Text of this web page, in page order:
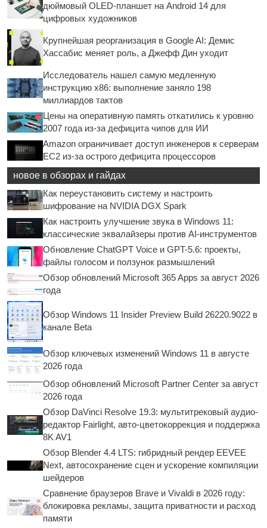
дюймовый OLED-планшет на Android 14 для
цифровых художников
Крупнейшая реорганизация в Google AI: Демис
Хассабис меняет роль, а Джефф Дин уходит
Исследователь нашел самую медленную
инструкцию x86: выполнение заняло 198
миллиардов тактов
Цены на оперативную память откатились к уровню
2007 года из-за дефицита чипов для ИИ
Amazon ограничивает доступ инженеров к серверам
EC2 из-за острого дефицита процессоров
новое в обзорах и гайдах
Как переустановить систему и настроить
шифрование на NVIDIA DGX Spark
Как настроить улучшение звука в Windows 11:
классические эквалайзеры против AI-инструментов
Обновление ChatGPT Voice и GPT-5.6: проекты,
файлы голосом и ползунок размышлений
Обзор обновлений Microsoft 365 Apps за август 2026
года
Обзор Windows 11 Insider Preview Build 26220.9022 в
канале Beta
Обзор ключевых изменений Windows 11 в августе
2026 года
Обзор обновлений Microsoft Partner Center за август
2026 года
Обзор DaVinci Resolve 19.3: мультитрековый аудио-
редактор Fairlight, авто-цветокоррекция и поддержка
8K AV1
Обзор Blender 4.4 LTS: гибридный рендер EEVEE
Next, автосохранение сцен и ускорение компиляции
шейдеров
Сравнение браузеров Brave и Vivaldi в 2026 году:
блокировка рекламы, защита приватности и расход
памяти